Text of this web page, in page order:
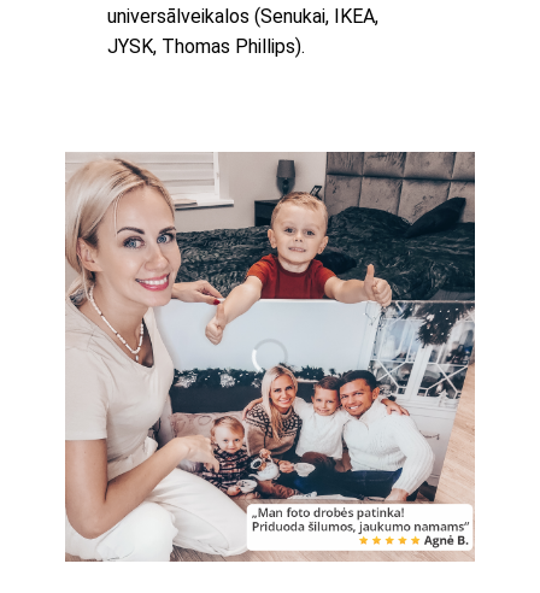
universālveikalos (Senukai, IKEA,
JYSK, Thomas Phillips).